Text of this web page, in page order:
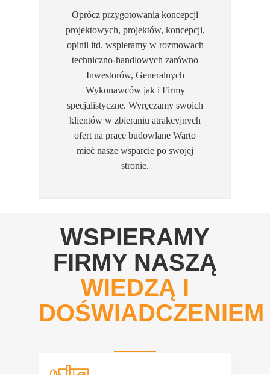
Oprócz przygotowania koncepcji
projektowych, projektów, koncepcji,
opinii itd. wspieramy w rozmowach
techniczno-handlowych zarówno
Inwestorów, Generalnych
Wykonawców jak i Firmy
specjalistyczne. Wyręczamy swoich
klientów w zbieraniu atrakcyjnych
ofert na prace budowlane Warto
mieć nasze wsparcie po swojej
stronie.
WSPIERAMY
FIRMY NASZĄ
WIEDZĄ I
DOŚWIADCZENIEM